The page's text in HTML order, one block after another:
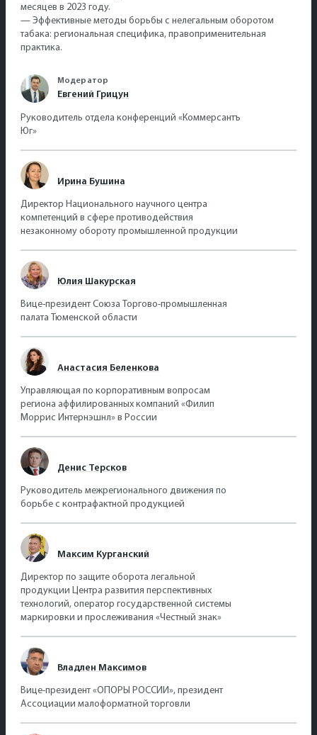
месяцев в 2023 году.
— Эффективные методы борьбы с нелегальным оборотом
табака: региональная специфика, правоприменительная
практика.
Модератор
Евгений Грицун
Руководитель отдела конференций «Коммерсантъ
Юг»
Ирина Бушина
Директор Национального научного центра
компетенций в сфере противодействия
незаконному обороту промышленной продукции
Юлия Шакурская
Вице-президент Союза Торгово-промышленная
палата Тюменской области
Анастасия Беленкова
Управляющая по корпоративным вопросам
региона аффилированных компаний «Филип
Моррис Интернэшнл» в России
Денис Терсков
Руководитель межрегионального движения по
борьбе с контрафактной продукцией
Максим Курганский
Директор по защите оборота легальной
продукции Центра развития перспективных
технологий, оператор государственной системы
маркировки и прослеживания «Честный знак»
Владлен Максимов
Вице-президент «ОПОРЫ РОССИИ», президент
Ассоциации малоформатной торговли